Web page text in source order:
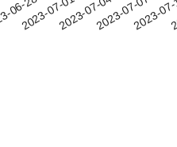
06-28
2023-07-012023-07-042023-07-07
2023-